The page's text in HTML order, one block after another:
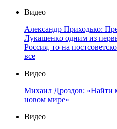
Видео
Александр Приходько:
Лукашенко одним из
Россия, то на
все
Видео
Михаил Дроздов: «Найти
новом мире»
Видео